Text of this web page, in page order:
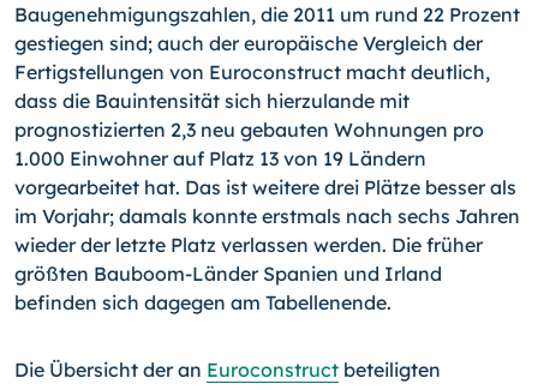
Baugenehmigungszahlen, die 2011 um rund 22 Prozent
gestiegen sind; auch der europäische Vergleich der
Fertigstellungen von Euroconstruct macht deut­lich,
dass die Bauintensität sich hierzulande mit
prognostizier­ten 2,3 neu gebauten Wohnungen pro
1.000 Einwohner auf Platz 13 von 19 Ländern
vorgearbeitet hat. Das ist weitere drei Plätze besser als
im Vorjahr; damals konnte erstmals nach sechs Jahren
wieder der letzte Platz verlassen werden. Die früher
größten Bauboom-Länder Spanien und Irland
befinden sich dagegen am Tabellenende.
Die Übersicht der an Euroconstruct beteiligten